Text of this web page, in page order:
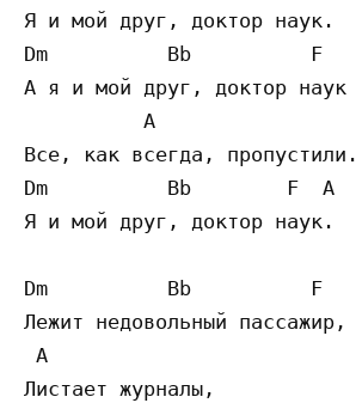
Я и мой друг, доктор наук.
Dm          Bb          F
А я и мой друг, доктор наук
          A
Все, как всегда, пропустили.
Dm          Bb        F  A
Я и мой друг, доктор наук.
Dm          Bb          F
Лежит недовольный пассажир,
A
Листает журналы,